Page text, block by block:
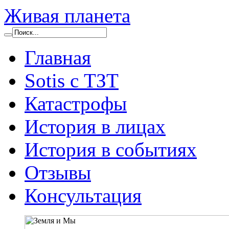
Живая планета
Главная
Sotis с ТЗТ
Катастрофы
История в лицах
История в событиях
Отзывы
Консультация